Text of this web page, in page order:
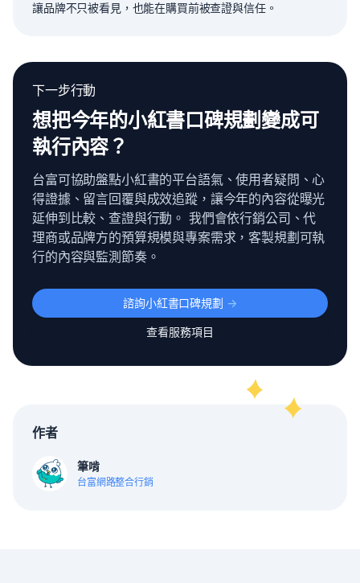
讓品牌不只被看見，也能在購買前被查證與信任。
下一步行動
想把今年的小紅書口碑規劃變成可
執行內容？
台富可協助盤點小紅書的平台語氣、使用者疑問、心
得證據、留言回覆與成效追蹤，讓今年的內容從曝光
延伸到比較、查證與行動。 我們會依行銷公司、代
理商或品牌方的預算規模與專案需求，客製規劃可執
行的內容與監測節奏。
諮詢小紅書口碑規劃 ->
查看服務項目
作者
筆啃
台富網路整合行銷